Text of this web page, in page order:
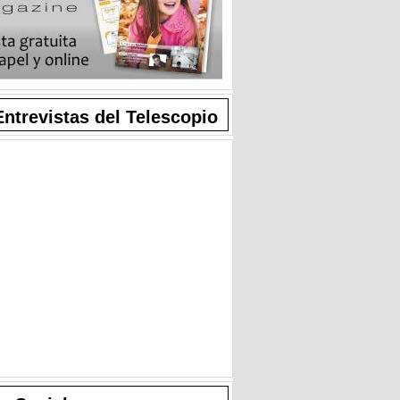
del Telescopio